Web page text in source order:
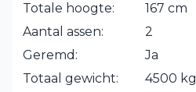
Totale hoogte:
167 cm
Aantal assen:
2
Geremd:
Ja
Totaal gewicht:
4500 kg